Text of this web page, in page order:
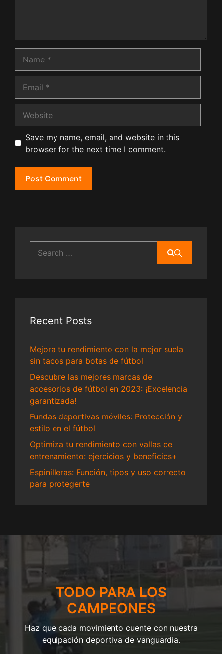
Save my name, email, and website in this
browser for the next time I comment.
for:
Recent Posts
Mejora tu rendimiento con la mejor suela
sin tacos para botas de fútbol
Descubre las mejores marcas de
accesorios de fútbol en 2023: ¡Excelencia
garantizada!
Fundas deportivas móviles: Protección y
estilo en el fútbol
Optimiza tu rendimiento con vallas de
entrenamiento: ejercicios y beneficios+
Espinilleras: Función, tipos y uso correcto
para protegerte
TODO PARA LOS
CAMPEONES
Haz que cada movimiento cuente con nuestra
equipación deportiva de vanguardia.